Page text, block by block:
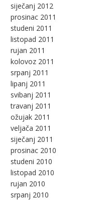
siječanj 2012
prosinac 2011
studeni 2011
listopad 2011
rujan 2011
kolovoz 2011
srpanj 2011
lipanj 2011
svibanj 2011
travanj 2011
ožujak 2011
veljača 2011
siječanj 2011
prosinac 2010
studeni 2010
listopad 2010
rujan 2010
srpanj 2010